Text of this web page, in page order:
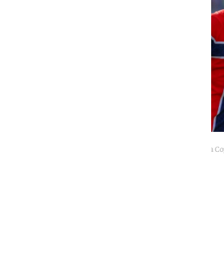
Vinícius Jr. Y Erling Haaland, durante la